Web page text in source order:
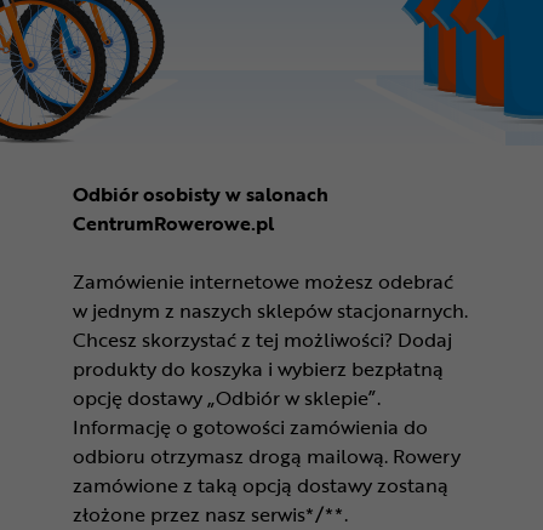
Odbiór osobisty w salonach
CentrumRowerowe.pl
Zamówienie internetowe możesz odebrać
w jednym z naszych sklepów stacjonarnych.
Chcesz skorzystać z tej możliwości? Dodaj
produkty do koszyka i wybierz bezpłatną
opcję dostawy „Odbiór w sklepie”.
Informację o gotowości zamówienia do
odbioru otrzymasz drogą mailową. Rowery
zamówione z taką opcją dostawy zostaną
złożone przez nasz serwis*/**.